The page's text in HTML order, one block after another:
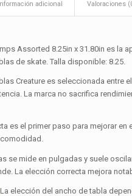
Información adicional Valoraciones
Assorted 8.25in x 31.80in es la
de skate. Talla disponible: 8.25.
Creature es seleccionada entre
La marca no sacrifica
es el primer paso para mejorar
se mide en pulgadas y suele
La elección correcta mejora
La elección del ancho de tabla